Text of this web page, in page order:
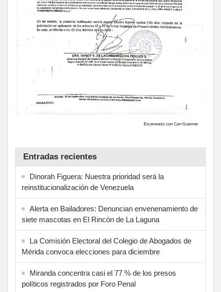
Entradas recientes
Dinorah Figuera: Nuestra prioridad será la
reinstitucionalización de Venezuela
Alerta en Bailadores: Denuncian envenenamiento de
siete mascotas en El Rincón de La Laguna
La Comisión Electoral del Colegio de Abogados de
Mérida convoca elecciones para diciembre
Miranda concentra casi el 77 % de los presos
políticos registrados por Foro Penal